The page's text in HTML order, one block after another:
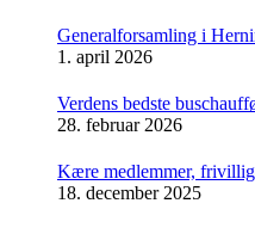
Generalforsamling i
1. april 2026
Verdens bedste
28. februar 2026
Kære medlemmer,
18. december 2025